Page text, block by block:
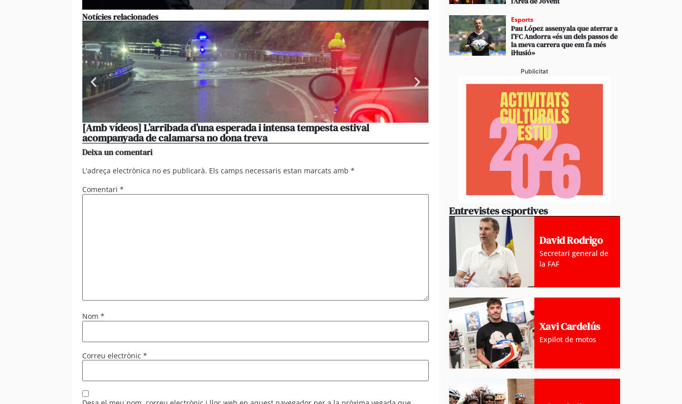
Notícies relacionades
[Amb vídeos] L’arribada d’una esperada i intensa tempesta estival
acompanyada de calamarsa no dona treva
El parc públic a preu assequible triplica el 2026 el
haver duplicat les peticions favorables
Deixa un comentari
L'adreça electrònica no es publicarà. Els camps necessaris estan marcats amb *
Comentari *
Nom *
Correu electrònic *
Esports
Pau López assenyala que aterrar a
l’FC Andorra «és un dels passos de
la meva carrera que em fa més
il·lusió»
Publicitat
Entrevistes esportives
David Rodrigo
Secretari general de
la FAF
Xavi Cardelús
Expilot de motos